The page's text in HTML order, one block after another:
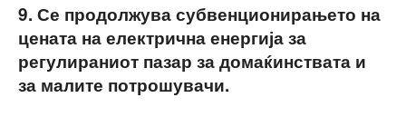
9. Се продолжува субвенционирањето на
цената на електрична енергија за
регулираниот пазар за домаќинствата и
за малите потрошувачи.